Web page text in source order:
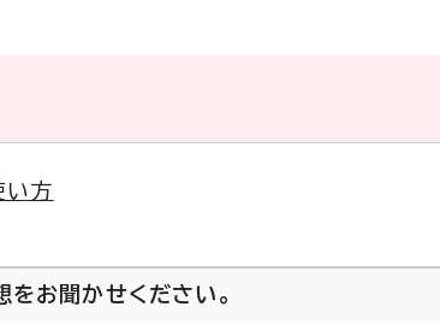
い方
をお聞かせください。